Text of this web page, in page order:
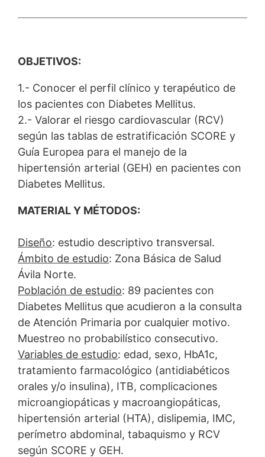
OBJETIVOS:
1.- Conocer el perfil clínico y terapéutico de
los pacientes con Diabetes Mellitus.
2.- Valorar el riesgo cardiovascular (RCV)
según las tablas de estratificación SCORE y
Guía Europea para el manejo de la
hipertensión arterial (GEH) en pacientes con
Diabetes Mellitus.
MATERIAL Y MÉTODOS:
Diseño: estudio descriptivo transversal.
Ámbito de estudio: Zona Básica de Salud
Ávila Norte.
Población de estudio: 89 pacientes con
Diabetes Mellitus que acudieron a la consulta
de Atención Primaria por cualquier motivo.
Muestreo no probabilístico consecutivo.
Variables de estudio: edad, sexo, HbA1c,
tratamiento farmacológico (antidiabéticos
orales y/o insulina), ITB, complicaciones
microangiopáticas y macroangiopáticas,
hipertensión arterial (HTA), dislipemia, IMC,
perímetro abdominal, tabaquismo y RCV
según SCORE y GEH.